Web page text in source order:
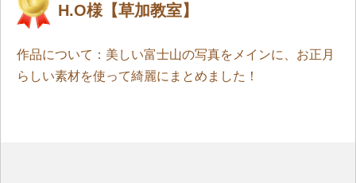
H.O様【草加教室】
作品について：美しい富士山の写真をメインに、お正月
らしい素材を使って綺麗にまとめました！